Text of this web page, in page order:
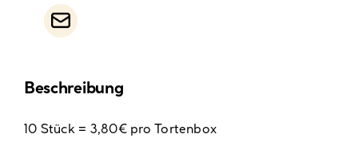
Beschreibung
10 Stück = 3,80€ pro Tortenbox